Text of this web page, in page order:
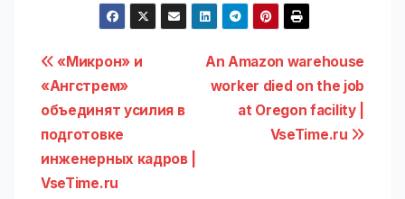
Навигация
по
записям
An Amazon warehouse
worker died on the job
at Oregon facility |
VseTime.ru
«Микрон» и
«Ангстрем»
объединят усилия в
подготовке
инженерных кадров |
VseTime.ru